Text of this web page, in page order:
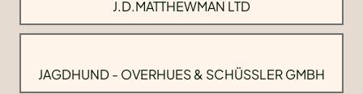
J.D.MATTHEWMAN LTD
JAGDHUND - OVERHUES & SCHÜSSLER GMBH